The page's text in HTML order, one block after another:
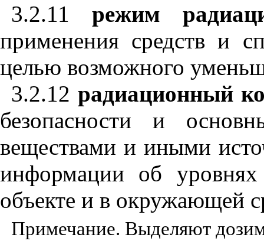
3.2.11
режим
применения средств и
целью возможного
3.2.12 радиационный
безопасности и
веществами и иными
информации об
объекте и в окружающей
Примечание. Выделяют